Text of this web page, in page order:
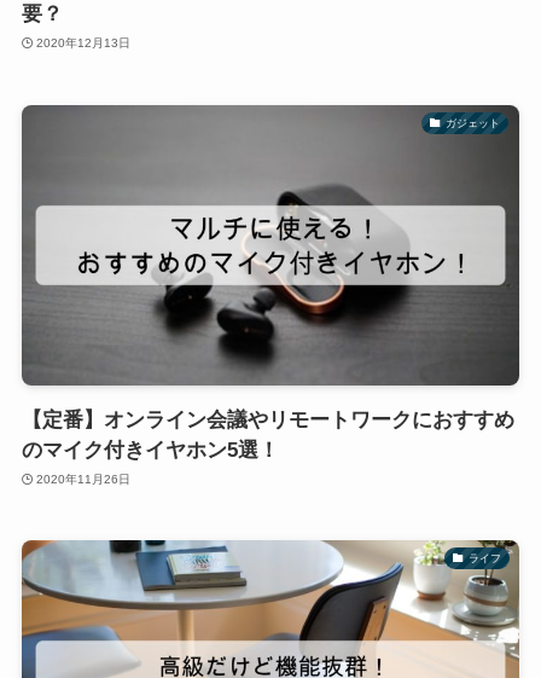
要？
2020年12月13日
ガジェット
【定番】オンライン会議やリモートワークにおすすめ
のマイク付きイヤホン5選！
2020年11月26日
ライフ